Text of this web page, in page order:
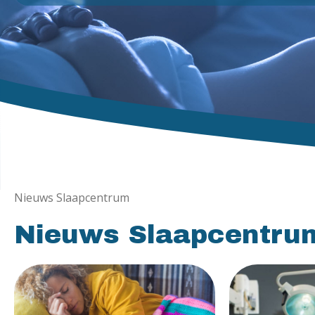
Nieuws Slaapcentrum
Nieuws